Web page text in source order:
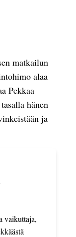
matkailun
alaa
Pekkaa
hänen
ja
vaikuttaja,